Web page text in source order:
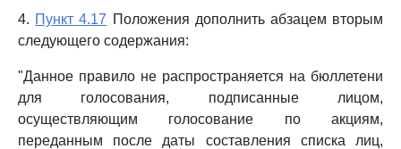
4. Пункт 4.17 Положения дополнить абзацем вторым
следующего содержания:
"Данное правило не распространяется на бюллетени
для голосования, подписанные лицом,
осуществляющим голосование по акциям,
переданным после даты составления списка лиц,